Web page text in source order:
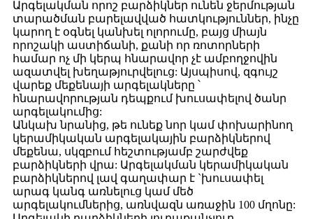
Արգելակման որոշ բարձիկներ ունեն ջերմության
տարածման բարելավված հատկություններ, ինչը
կարող է օգնել կանխել ոլորումը, բայց միայն
որոշակի աստիճանի, քանի որ ռոտորների
համար ոչ մի կերպ հնարավոր չէ ամբողջովին
ազատվել խեղաթյուրվելուց: Այսպիսով, զգույշ
վարեք մեքենայի արգելակները ՝
հնարավորության դեպքում խուսափելով ծանր
արգելակումից:
Անկախ նրանից, թե ունեք նոր կամ փոխարինող
կերամիկական արգելակային բարձիկներով
մեքենա, սկզբում հեշտությամբ շարժվեք
բարձիկների վրա: Արգելակման կերամիկական
բարձիկներով լավ գաղափար է `խուսափել
արագ կանգ առնելուց կամ մեծ
արգելակումներից, առնվազն առաջին 100 մղոնը: